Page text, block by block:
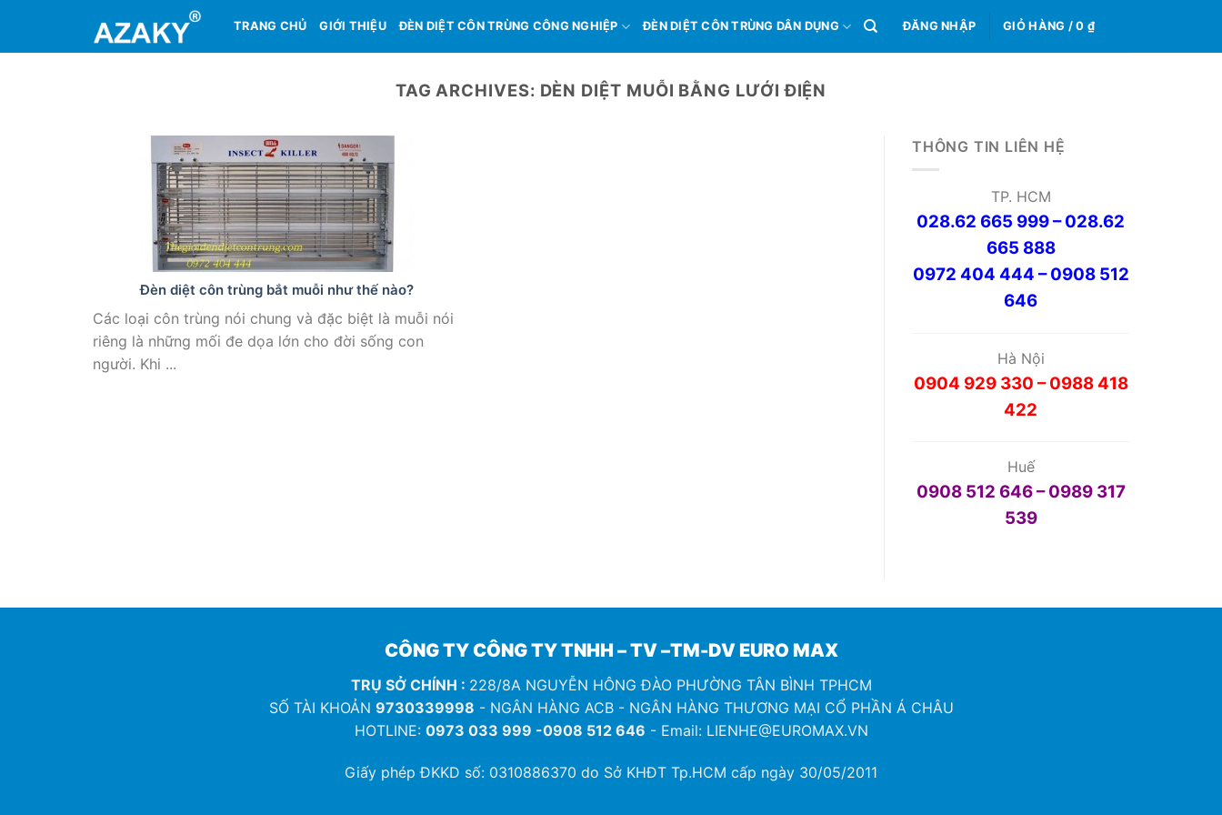
content
TRANG CHỦ GIỚI THIỆU ĐÈN DIỆT CÔN TRÙNG CÔNG NGHIỆP ĐÈN DIỆT CÔN TRÙNG DÂN DỤNG ĐĂNG NHẬP GIỎ HÀNG /0 ₫
TAG ARCHIVES: DÈN DIỆT MUỖI BẰNG LƯỚI ĐIỆN
Đèn diệt côn trùng bắt muỗi như thế nào?
Các loại côn trùng nói chung và đặc biệt là muỗi nói
riêng là những mối đe dọa lớn cho đời sống con
người. Khi ...
THÔNG TIN LIÊN HỆ
TP. HCM
028.62 665 999 – 028.62
665 888
0972 404 444 – 0908 512
646
Hà Nội
0904 929 330 – 0988 418
422
Huế
0908 512 646 – 0989 317
539
CÔNG TY CÔNG TY TNHH – TV –TM-DV EURO MAX
TRỤ SỞ CHÍNH : 228/8A NGUYỄN HÔNG ĐÀO PHƯỜNG TÂN BÌNH TPHCM
SỐ TÀI KHOẢN 9730339998 - NGÂN HÀNG ACB - NGÂN HÀNG THƯƠNG MẠI CỔ PHẦN Á CHÂU
HOTLINE: 0973 033 999 -0908 512 646 - Email: LIENHE@EUROMAX.VN
Giấy phép ĐKKD số: 0310886370 do Sở KHĐT Tp.HCM cấp ngày 30/05/2011